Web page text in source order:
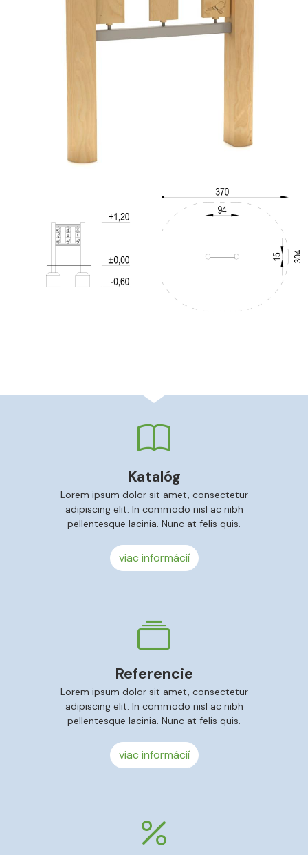
Katalóg
Lorem ipsum dolor sit amet, consectetur
adipiscing elit. In commodo nisl ac nibh
pellentesque lacinia. Nunc at felis quis.
viac informácií
Referencie
Lorem ipsum dolor sit amet, consectetur
adipiscing elit. In commodo nisl ac nibh
pellentesque lacinia. Nunc at felis quis.
viac informácií